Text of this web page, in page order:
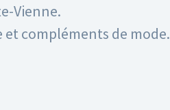
Vienne.
compléments de mode.